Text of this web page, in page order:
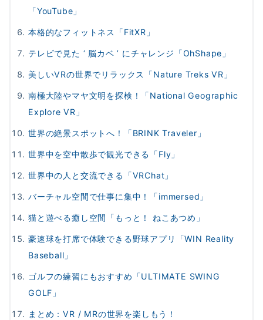
「YouTube」
本格的なフィットネス「FitXR」
テレビで見た ‘ 脳カベ ’ にチャレンジ「OhShape」
美しいVRの世界でリラックス「Nature Treks VR」
南極大陸やマヤ文明を探検！「National Geographic
Explore VR」
世界の絶景スポットへ！「BRINK Traveler」
世界中を空中散歩で観光できる「Fly」
世界中の人と交流できる「VRChat」
バーチャル空間で仕事に集中！「immersed」
猫と遊べる癒し空間「もっと！ ねこあつめ」
豪速球を打席で体験できる野球アプリ「WIN Reality
Baseball」
ゴルフの練習にもおすすめ「ULTIMATE SWING
GOLF」
まとめ：VR / MRの世界を楽しもう！